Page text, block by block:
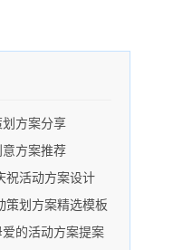
方案分享
方案推荐
祝活动方案设计
策划方案精选模板
的活动方案提案